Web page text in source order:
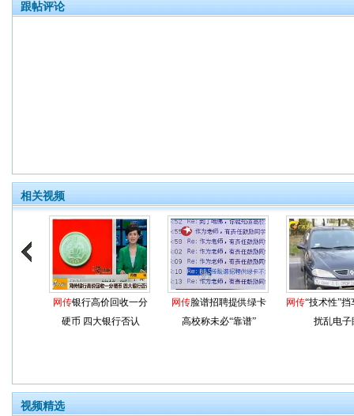
跟帖评论
相关视频
网传银行高价回收一分
硬币 四大银行否认
网传脸谱招聘提供绿卡
高校称未必“靠谱”
网传“技术性”
扰乱电子
视频精选